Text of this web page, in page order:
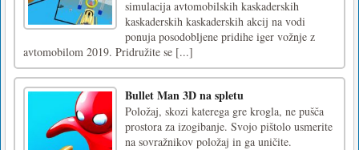
simulacija avtomobilskih kaskaderskih
kaskaderskih kaskaderskih akcij na vodi
ponuja posodobljene pridihe iger vožnje z
avtomobilom 2019. Pridružite se [...]
Bullet Man 3D na spletu
Položaj, skozi katerega gre krogla, ne pušča
prostora za izogibanje. Svojo pištolo usmerite
na sovražnikov položaj in ga uničite.